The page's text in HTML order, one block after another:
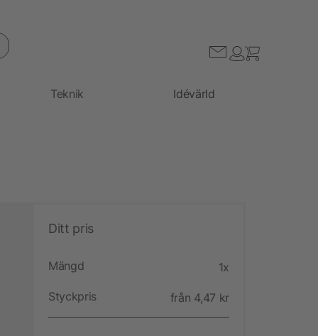
Teknik Idévärld
Ditt pris
Mängd 1x
Styckpris från 4,47 kr